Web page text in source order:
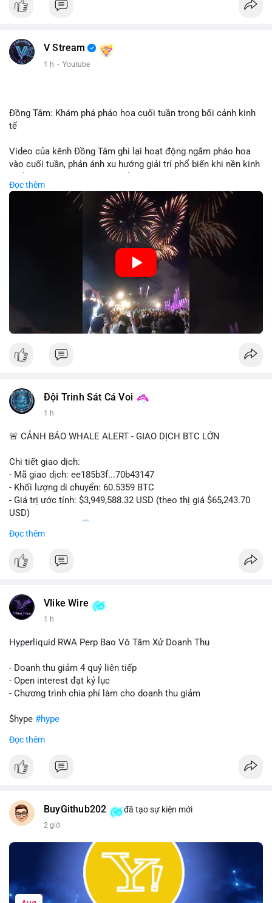
V Stream
1 h · Youtube
Đồng Tâm: Khám phá pháo hoa cuối tuần trong bối cảnh kinh
tế
Video của kênh Đồng Tâm ghi lại hoạt động ngắm pháo hoa
vào cuối tuần, phản ánh xu hướng giải trí phổ biến khi nền kinh
trải nghiệm hơn là đầu tư vào tài sản vật chất. Trong bối cảnh
lãi suất ổn định và thị trường crypto ổn định, hoạt động giải trí
như vậy thường tăng trưởng khi người dân có khả năng chi
tiêu. Tuy nhiên, sự ưu tiên giải trí có thể ảnh hưởng đến tỷ lệ
tiết kiệm hoặc đầu tư vào crypto nếu người tiêu dùng chuyển
🎥 Xem video trực tiếp tại:
Nguồn: Đồng Tâm
Đọc thêm
Đội Trinh Sát Cá Voi
1 h
🚨 CẢNH BÁO WHALE ALERT - GIAO DỊCH BTC LỚN
Chi tiết giao dịch:
- Mã giao dịch: ee185b3f...70b43147
- Khối lượng di chuyển: 60.5359 BTC
- Giá trị ước tính: $3,949,588.32 USD (theo thị giá $65,243.70
USD)
- Thời gian: 15:20
Nhận định phân tích:
Khối lượng 60.5 BTC trị giá gần 4 triệu USD được di chuyển
thanh khoản trước khi đẩy giá. Nếu số BTC này được gửi lên
sàn tập trung, áp lực bán tiềm năng sẽ gia tăng. Ngược lại, nếu
củng cố niềm tin cho xu hướng tăng.
Lời khuyên:
Nhà đầu tư nên theo dõi sát dòng tiền tiếp theo từ địa chỉ này.
Nếu BTC được nạp thêm lên sàn, cần thận trọng với nhịp điều
nắm giữ vị thế hiện tại.
#60btc #dongtiencavoi
Đọc thêm
Vlike Wire
1 h
Hyperliquid RWA Perp Bao Vô Tâm Xử Doanh Thu
- Doanh thu giảm 4 quý liên tiếp
- Open interest đạt kỷ lục
- Chương trình chia phí làm cho doanh thu giảm
$hype #hype
#vlikevn
📰 Nguồn: CoinDesk
Đọc thêm
BuyGithub202 đã tạo sự kiện mới
2 giờ